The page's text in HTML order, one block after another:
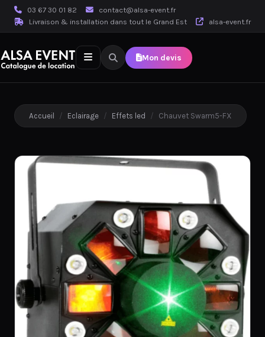
03 67 30 01 82
contact@alsa-event.fr
Livraison & installation dans tout le Grand Est
alsa-event.fr
Mon devis
Accueil / Eclairage / Effets led / Chauvet Swarm5-FX